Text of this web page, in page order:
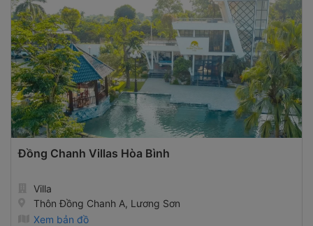
Đồng Chanh Villas Hòa Bình
Villa
Thôn Đồng Chanh A, Lương Sơn
Xem bản đồ